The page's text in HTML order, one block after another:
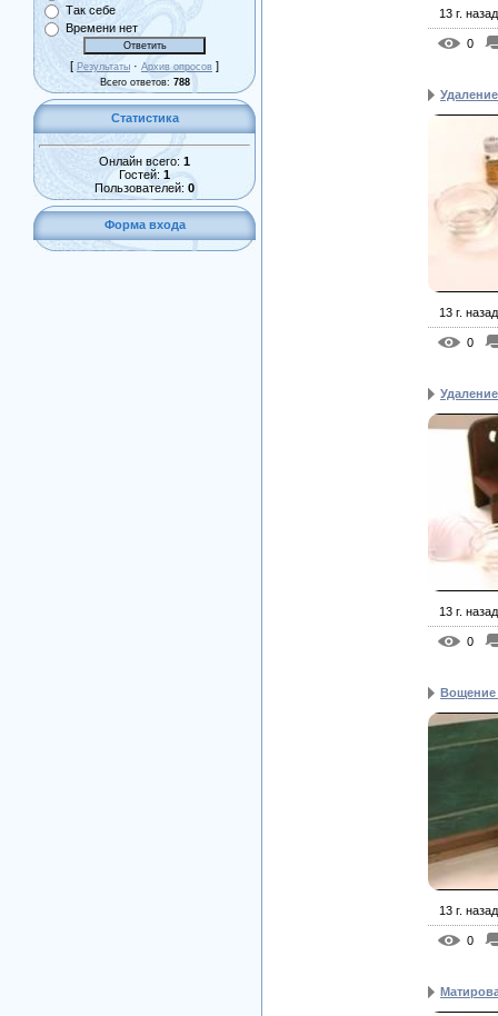
Так себе
Времени нет
[ Результаты · Архив опросов ]
Всего ответов: 788
Статистика
Онлайн всего: 1
Гостей: 1
Пользователей: 0
Форма входа
13 г. назад
0
13 г. назад
0
13 г. назад
0
Вощение
13 г. назад
0